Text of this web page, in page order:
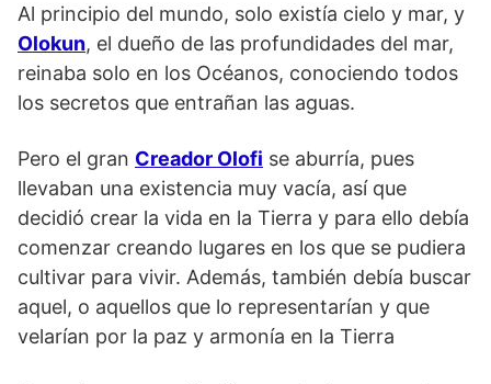
Al principio del mundo, solo existía cielo y mar, y
Olokun, el dueño de las profundidades del mar,
reinaba solo en los Océanos, conociendo todos
los secretos que entrañan las aguas.
Pero el gran Creador Olofi se aburría, pues
llevaban una existencia muy vacía, así que
decidió crear la vida en la Tierra y para ello debía
comenzar creando lugares en los que se pudiera
cultivar para vivir. Además, también debía buscar
aquel, o aquellos que lo representarían y que
velarían por la paz y armonía en la Tierra